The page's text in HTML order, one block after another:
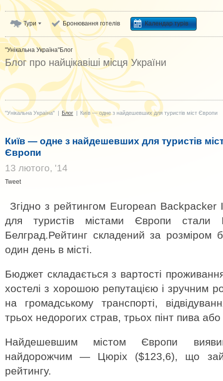
Тури Бронювання готелів Календар турів
"Унікальна Україна"Блог
Блог про найцікавіші місця України
"Унікальна Україна" | Блог | Київ — одне з найдешевших для туристів міст Європи
Київ — одне з найдешевших для туристів
Європи
13 лютого, '14
Tweet
Згідно з рейтингом European
для туристів містами Європи стали
Белград.Рейтинг складений за розміром
один день в місті.
Бюджет складається з вартості
хостелі з хорошою репутацією і зручним
на громадському транспорті,
трьох недорогих страв, трьох пінт пива
Найдешевшим містом Європи
найдорожчим — Цюріх ($123,6), що
рейтингу.